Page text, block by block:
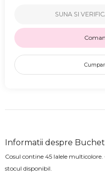
SUNA SI
Informatii despre
Cosul contine 45 lalele
stocul disponibil.